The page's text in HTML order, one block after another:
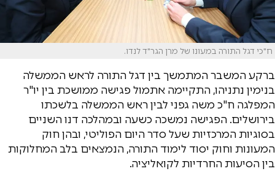
ח"כי דגל התורה במעונו של מרן הגר"ד לנדו.
ברקע המשבר המתמשך בין דגל התורה לראש הממשלה
בנימין נתניהו, התקיימה אתמול פגישה ממושכת בין יו"ר
המפלגה ח"כ משה גפני לבין ראש הממשלה בלשכתו
בירושלים. הפגישה נמשכה כשעה ובמהלכה דנו השניים
בסוגיות המרכזיות שעל סדר היום הפוליטי, ובהן חוק
המעונות וחוק יסוד לימוד התורה, הנמצאים בלב המחלוקות
בין הסיעות החרדיות לקואליציה.